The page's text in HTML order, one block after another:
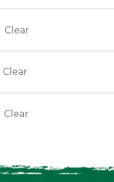
Clear
Clear
Clear